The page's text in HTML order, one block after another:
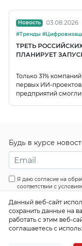
Новость 03.08.2026
#Тренды
ТРЕТЬ
ПЛАНИРУЕТ
Только 31%
первых ИИ-
предприятий
Будь в курсе
Я даю согласие на
соответствии с
Все права защищены
© 2026 Эффективные
Данный веб-сайт
сохранить данные на
работать с этим веб-
соглашаетесь с